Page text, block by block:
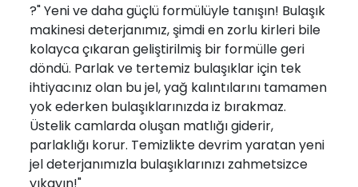
?" Yeni ve daha güçlü formülüyle tanışın! Bulaşık
makinesi deterjanımız, şimdi en zorlu kirleri bile
kolayca çıkaran geliştirilmiş bir formülle geri
döndü. Parlak ve tertemiz bulaşıklar için tek
ihtiyacınız olan bu jel, yağ kalıntılarını tamamen
yok ederken bulaşıklarınızda iz bırakmaz.
Üstelik camlarda oluşan matlığı giderir,
parlaklığı korur. Temizlikte devrim yaratan yeni
jel deterjanımızla bulaşıklarınızı zahmetsizce
yıkayın!"